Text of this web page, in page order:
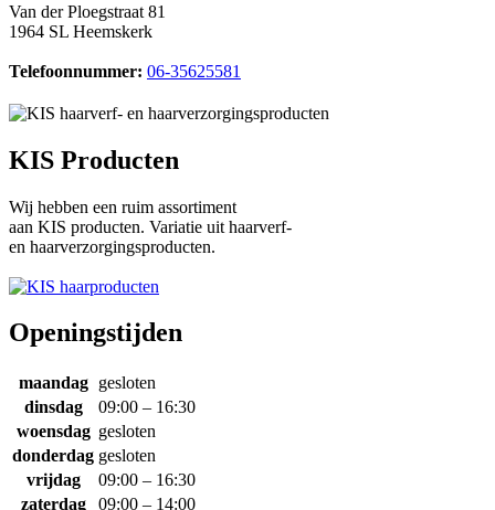
Van der Ploegstraat 81
1964 SL Heemskerk
Telefoonnummer: 06-35625581
KIS Producten
Wij hebben een ruim assortiment
aan KIS producten. Variatie uit haarverf-
en haarverzorgingsproducten.
Openingstijden
maandag
gesloten
dinsdag
09:00 – 16:30
woensdag gesloten
donderdag gesloten
vrijdag
09:00 – 16:30
zaterdag
09:00 – 14:00